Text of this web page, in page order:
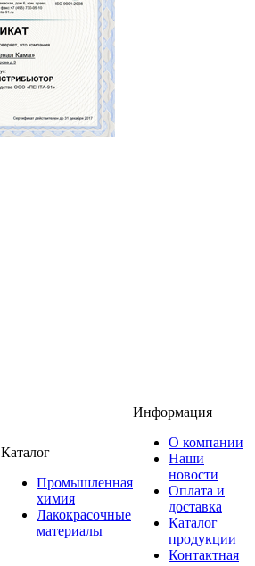
Каталог
Промышленная
химия
Лакокрасочные
материалы
Информация
О компании
Наши
новости
Оплата и
доставка
Каталог
продукции
Контактная